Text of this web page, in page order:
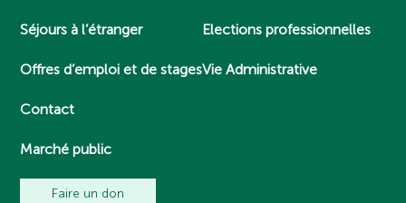
Séjours à l’étranger
Offres d’emploi et de stages
Contact
Marché public
Elections professionnelles
Vie Administrative
Faire un don